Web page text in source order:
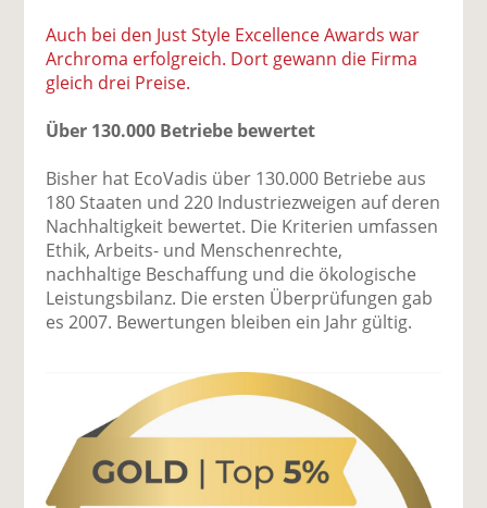
Auch bei den Just Style Excellence Awards war
Archroma erfolgreich. Dort gewann die Firma
gleich drei Preise.
Über 130.000 Betriebe bewertet
Bisher hat EcoVadis über 130.000 Betriebe aus
180 Staaten und 220 Industriezweigen auf deren
Nachhaltigkeit bewertet. Die Kriterien umfassen
Ethik, Arbeits- und Menschenrechte,
nachhaltige Beschaffung und die ökologische
Leistungsbilanz. Die ersten Überprüfungen gab
es 2007. Bewertungen bleiben ein Jahr gültig.